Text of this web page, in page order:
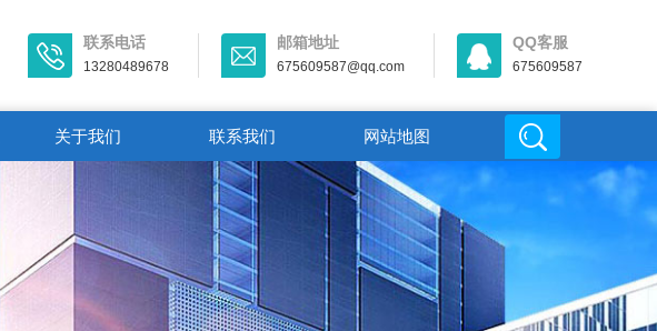
联系电话
13280489678
邮箱地址
675609587@qq.com
QQ客服
675609587
关于我们 联系我们 网站地图